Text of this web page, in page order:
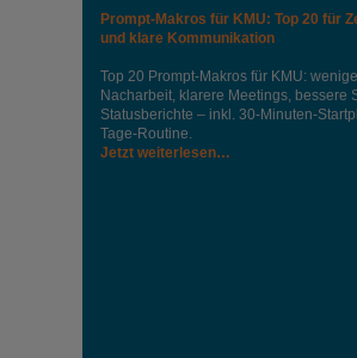
Prompt-Makros für KMU: Top 20 für
und klare Kommunikation
Top 20 Prompt-Makros für KMU:
Nacharbeit, klarere Meetings, bessere
Statusberichte – inkl. 30-Minuten-
Tage-Routine.
Jetzt weiterlesen…